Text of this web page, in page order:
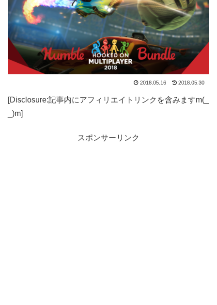
2018.05.16 2018.05.30
[Disclosure:記事内にアフィリエイトリンクを含みますm(_
_)m]
スポンサーリンク